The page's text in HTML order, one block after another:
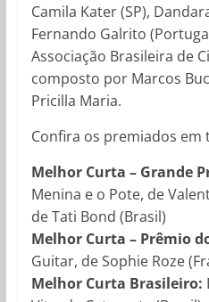
Camila Kater (SP),
Fernando Galrito
Associação Brasileira de
composto por Marcos
Pricilla Maria.
Confira os premiados em
Melhor Curta – Grande
Menina e o Pote, de
de Tati Bond (Brasil)
Melhor Curta – Prêmio
Guitar, de Sophie Roze
Melhor Curta Brasileiro: